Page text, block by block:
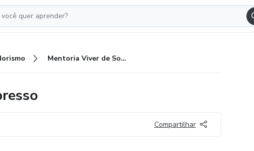
Mentoria Viver de Sorvete Expresso
Compartilhar